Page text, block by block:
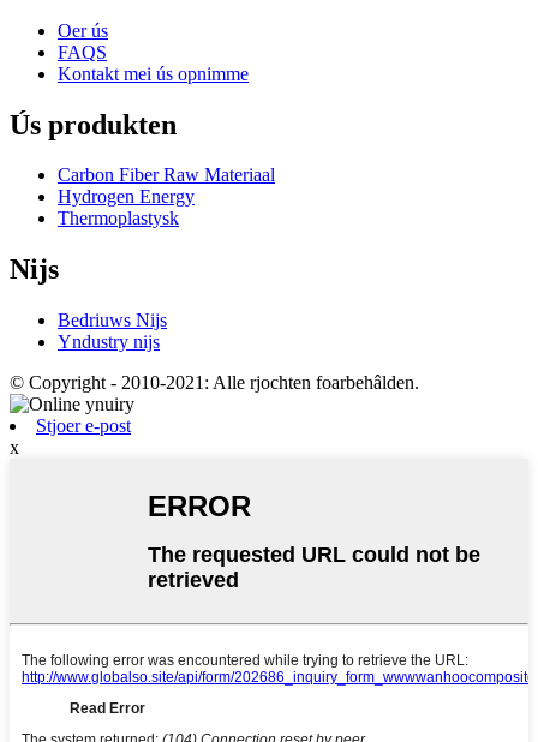
Oer ús
FAQS
Kontakt mei ús opnimme
Ús produkten
Carbon Fiber Raw Materiaal
Hydrogen Energy
Thermoplastysk
Nijs
Bedriuws Nijs
Yndustry nijs
© Copyright - 2010-2021: Alle rjochten foarbehâlden.
Stjoer e-post
x